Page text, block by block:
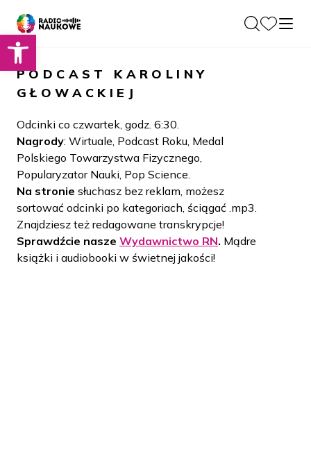
Otwórz pasek narzędzi
O nas
O Radiu
Zespół
Historia
Społeczność
Dla Naukowców
Podcasty
Projekty
LAMU
Beyond Curie
Blog
Kontakt
Wydawnictwo
PODCAST
KAROLINY
GŁOWACKIEJ
Odcinki co czwartek, godz. 6:30.
Nagrody: Wirtuale, Podcast Roku, Medal
Polskiego Towarzystwa Fizycznego,
Popularyzator Nauki, Pop Science.
Na stronie słuchasz bez reklam, możesz
sortować odcinki po kategoriach, ściągać .mp3.
Znajdziesz też redagowane transkrypcje!
Sprawdźcie nasze Wydawnictwo RN. Mądre
książki i audiobooki w świetnej jakości!